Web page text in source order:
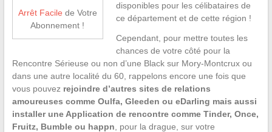
Arrêt Facile de Votre
Abonnement !
disponibles pour les célibataires de
ce département et de cette région !
Cependant, pour mettre toutes les
chances de votre côté pour la
Rencontre Sérieuse ou non d’une Black sur Mory-Montcrux ou
dans une autre localité du 60, rappelons encore une fois que
vous pouvez rejoindre d’autres sites de relations
amoureuses comme Oulfa, Gleeden ou eDarling mais aussi
installer une Application de rencontre comme Tinder, Once,
Fruitz, Bumble ou happn , pour la drague, sur votre